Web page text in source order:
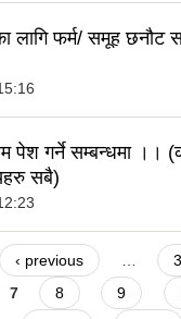
लागि फर्म/ समूह छनौट
पेश गर्ने सम्बन्धमा ।।
सबै)
‹ previous 3
7 8 9